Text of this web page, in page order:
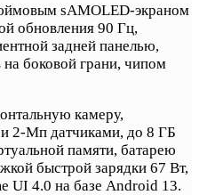
sAMOLED-экраном
обновления 90 Гц,
задней панелью,
на боковой грани, чипом
камеру,
2-Мп датчиками, до 8 ГБ
памяти, батарею
быстрой зарядки 67 Вт,
UI 4.0 на базе Android 13.